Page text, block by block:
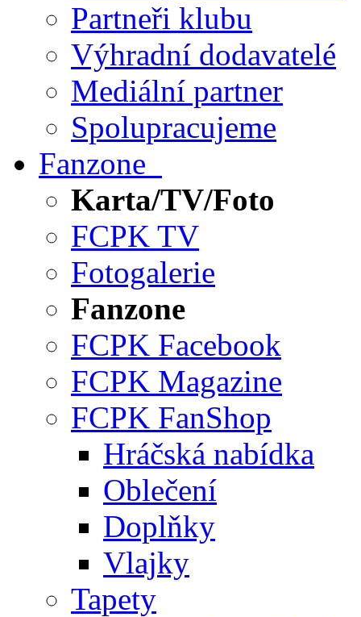
Partneři klubu
Výhradní dodavatelé
Mediální partner
Spolupracujeme
Fanzone
Karta/TV/Foto
FCPK TV
Fotogalerie
Fanzone
FCPK Facebook
FCPK Magazine
FCPK FanShop
Hráčská nabídka
Oblečení
Doplňky
Vlajky
Tapety